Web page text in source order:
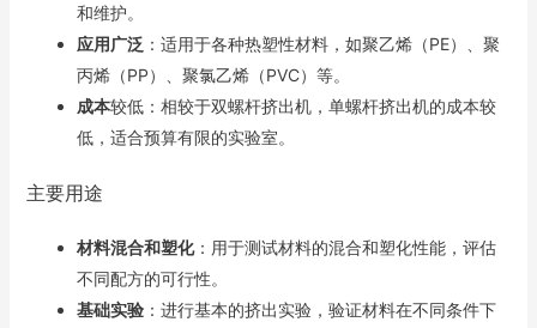
和维护。
应用广泛 ：适用于各种热塑性材料，如聚乙烯（PE）、聚
丙烯（PP）、聚氯乙烯（PVC）等。
成本较低：相较于双螺杆挤出机，单螺杆挤出机的成本较
低，适合预算有限的实验室。
主要用途
材料混合和塑化：用于测试材料的混合和塑化性能，评估
不同配方的可行性。
基础实验：进行基本的挤出实验，验证材料在不同条件下